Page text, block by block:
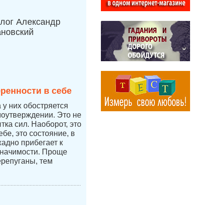
Александр
в себе
них обостряется
Это не
сил. Наоборот, это
это состояние, в
прибегает к
Проще
тем